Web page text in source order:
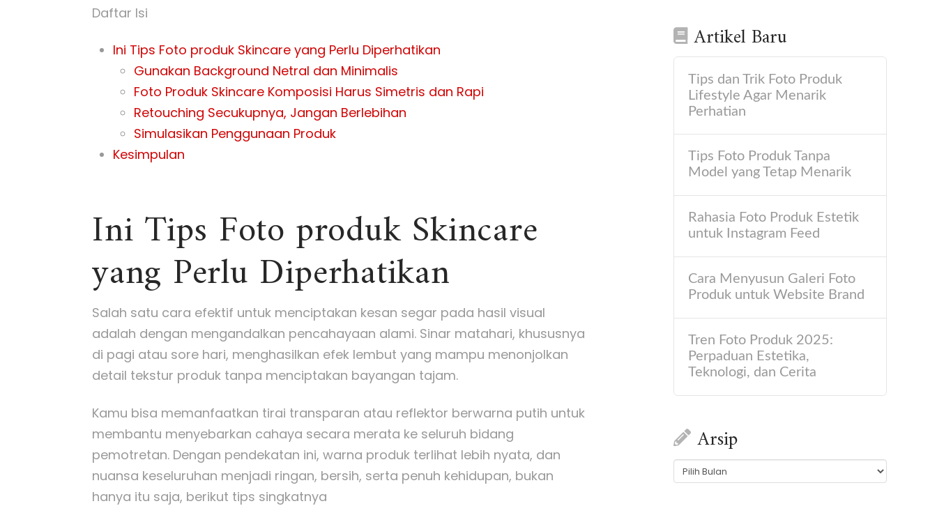
Daftar Isi
Ini Tips Foto produk Skincare yang Perlu Diperhatikan
Gunakan Background Netral dan Minimalis
Foto Produk Skincare Komposisi Harus Simetris dan Rapi
Retouching Secukupnya, Jangan Berlebihan
Simulasikan Penggunaan Produk
Kesimpulan
Ini Tips Foto produk Skincare
yang Perlu Diperhatikan
Salah satu cara efektif untuk menciptakan kesan segar pada hasil visual
adalah dengan mengandalkan pencahayaan alami. Sinar matahari, khususnya
di pagi atau sore hari, menghasilkan efek lembut yang mampu menonjolkan
detail tekstur produk tanpa menciptakan bayangan tajam.
Kamu bisa memanfaatkan tirai transparan atau reflektor berwarna putih untuk
membantu menyebarkan cahaya secara merata ke seluruh bidang
pemotretan. Dengan pendekatan ini, warna produk terlihat lebih nyata, dan
nuansa keseluruhan menjadi ringan, bersih, serta penuh kehidupan, bukan
hanya itu saja, berikut tips singkatnya
Artikel Baru
Tips dan Trik Foto Produk
Lifestyle Agar Menarik
Perhatian
Tips Foto Produk Tanpa
Model yang Tetap Menarik
Rahasia Foto Produk Estetik
untuk Instagram Feed
Cara Menyusun Galeri Foto
Produk untuk Website Brand
Tren Foto Produk 2025:
Perpaduan Estetika,
Teknologi, dan Cerita
Arsip
Arsip